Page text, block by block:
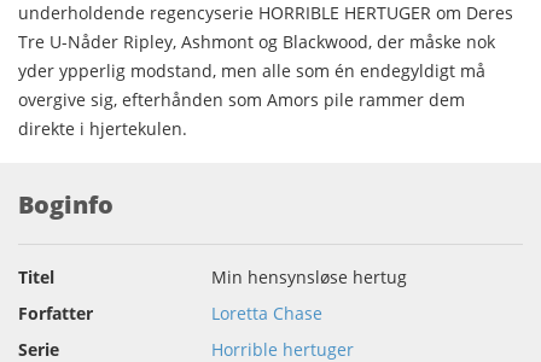
underholdende regencyserie HORRIBLE HERTUGER om Deres
Tre U-Nåder Ripley, Ashmont og Blackwood, der måske nok
yder ypperlig modstand, men alle som én endegyldigt må
overgive sig, efterhånden som Amors pile rammer dem
direkte i hjertekulen.
Boginfo
Titel
Min hensynsløse hertug
Forfatter
Loretta Chase
Serie
Horrible hertuger